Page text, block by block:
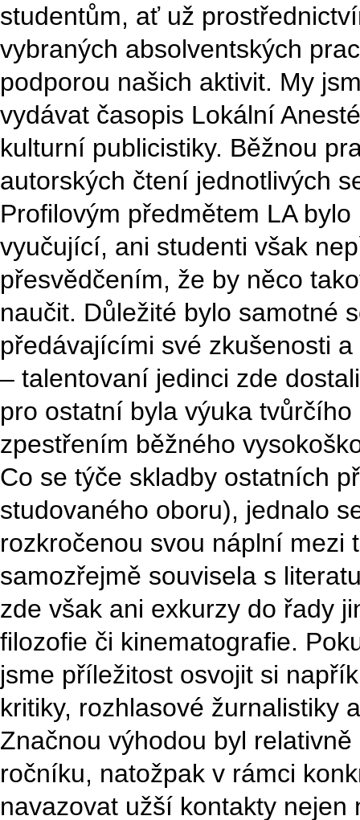
studentům, ať už
vybraných absolventských
podporou našich aktivit. My
vydávat časopis Lokální
kulturní publicistiky. Běžnou
autorských čtení jednotlivých
Profilovým předmětem LA
vyučující, ani studenti však
přesvědčením, že by něco
naučit. Důležité bylo samotné
předávajícími své zkušenosti
– talentovaní jedinci zde
pro ostatní byla výuka
zpestřením běžného
Co se týče skladby ostatních
studovaného oboru), jednalo
rozkročenou svou náplní mezi
samozřejmě souvisela s
zde však ani exkurzy do řady
filozofie či kinematografie.
jsme příležitost osvojit si
kritiky, rozhlasové žurnalistiky
Značnou výhodou byl
ročníku, natožpak v rámci
navazovat užší kontakty